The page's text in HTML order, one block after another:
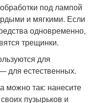
под лампой
и мягкими. Если
одновременно,
трещинки.
для
для естественных.
можно так: нанесите
пузырьков и